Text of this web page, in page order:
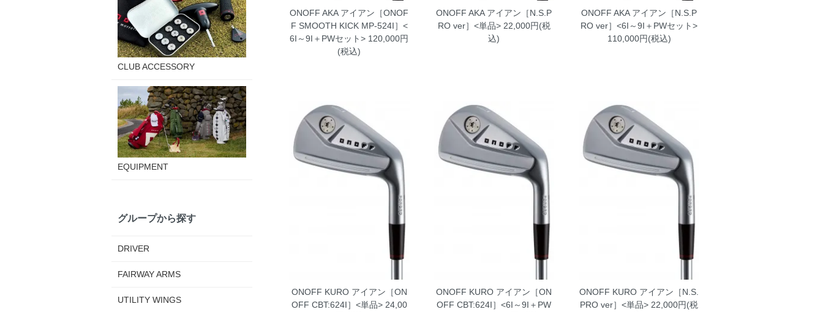
ONOFF AKA アイアン［ONOF
F SMOOTH KICK MP-524I］<
6I～9I＋PWセット> 120,000円
(税込)
ONOFF AKA アイアン［N.S.P
RO ver］<単品> 22,000円(税
込)
ONOFF AKA アイアン［N.S.P
RO ver］<6I～9I＋PWセット>
110,000円(税込)
ONOFF KURO アイアン［ON
OFF CBT:624I］<単品> 24,00
ONOFF KURO アイアン［ON
OFF CBT:624I］<6I～9I＋PW
ONOFF KURO アイアン［N.S.
PRO ver］<単品>22,000円(税
CLUB ACCESSORY
EQUIPMENT
グループから探す
DRIVER
FAIRWAY ARMS
UTILITY WINGS